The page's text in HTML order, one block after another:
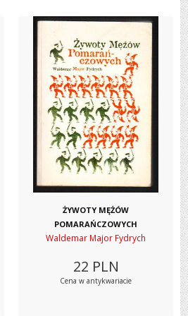
ŻYWOTY MĘŻÓW
POMARAŃCZOWYCH
Waldemar Major Fydrych
22 PLN
Cena w antykwariacie